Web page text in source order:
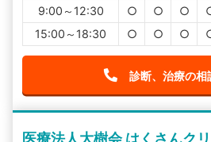
9:00～12:30
○ ○ ○
15:00～18:30
○ ○ ○
診断、治療の相
医療法人大樹会 はくさんク